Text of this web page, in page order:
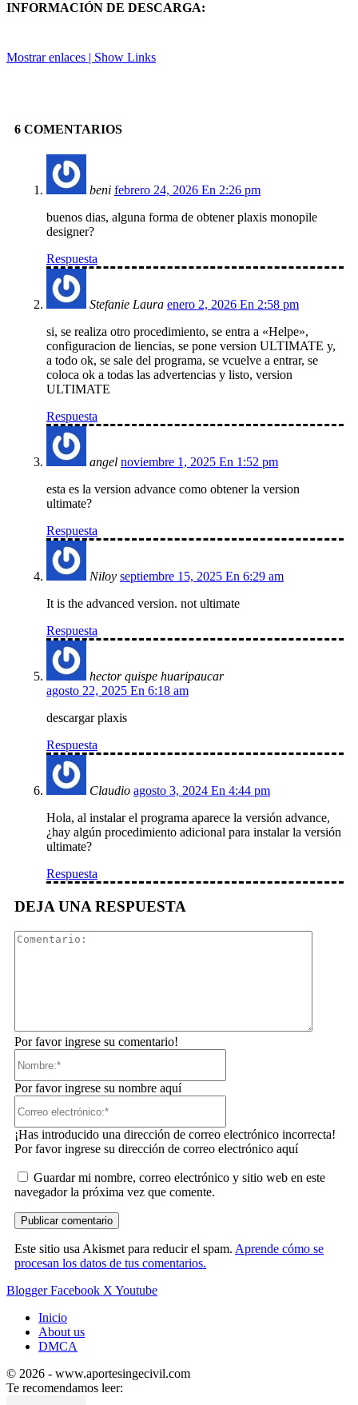
INFORMACIÓN DE DESCARGA:
Mostrar enlaces | Show Links
6 COMENTARIOS
beni febrero 24, 2026 En 2:26 pm
buenos dias, alguna forma de obtener plaxis monopile
designer?
Respuesta
Stefanie Laura enero 2, 2026 En 2:58 pm
si, se realiza otro procedimiento, se entra a «Helpe»,
configuracion de liencias, se pone version ULTIMATE y,
a todo ok, se sale del programa, se vcuelve a entrar, se
coloca ok a todas las advertencias y listo, version
ULTIMATE
Respuesta
angel noviembre 1, 2025 En 1:52 pm
esta es la version advance como obtener la version
ultimate?
Respuesta
Niloy septiembre 15, 2025 En 6:29 am
It is the advanced version. not ultimate
Respuesta
hector quispe huaripaucar
agosto 22, 2025 En 6:18 am
descargar plaxis
Respuesta
Claudio agosto 3, 2024 En 4:44 pm
Hola, al instalar el programa aparece la versión advance,
¿hay algún procedimiento adicional para instalar la versión
ultimate?
Respuesta
DEJA UNA RESPUESTA
Por favor ingrese su comentario!
Por favor ingrese su nombre aquí
¡Has introducido una dirección de correo electrónico incorrecta!
Por favor ingrese su dirección de correo electrónico aquí
Guardar mi nombre, correo electrónico y sitio web en este
navegador la próxima vez que comente.
Este sitio usa Akismet para reducir el spam. Aprende cómo se
procesan los datos de tus comentarios.
Blogger Facebook X Youtube
Inicio
About us
DMCA
© 2026 - www.aportesingecivil.com
Te recomendamos leer: